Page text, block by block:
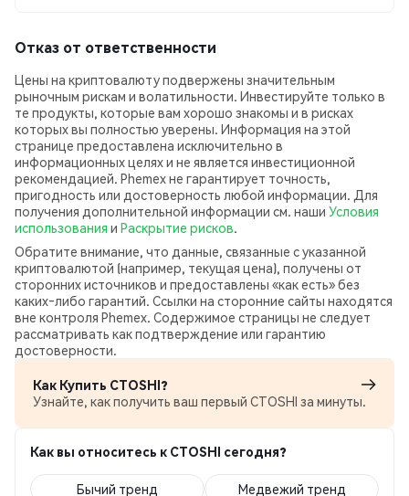
Отказ от ответственности
Цены на криптовалюту подвержены значительным
рыночным рискам и волатильности. Инвестируйте только в
те продукты, которые вам хорошо знакомы и в рисках
которых вы полностью уверены. Информация на этой
странице предоставлена исключительно в
информационных целях и не является инвестиционной
рекомендацией. Phemex не гарантирует точность,
пригодность или достоверность любой информации. Для
получения дополнительной информации см. наши Условия
использования и Раскрытие рисков.
Обратите внимание, что данные, связанные с указанной
криптовалютой (например, текущая цена), получены от
сторонних источников и предоставлены «как есть» без
каких‑либо гарантий. Ссылки на сторонние сайты находятся
вне контроля Phemex. Содержимое страницы не следует
рассматривать как подтверждение или гарантию
достоверности.
Как Купить CTOSHI?
Узнайте, как получить ваш первый CTOSHI за минуты.
Как вы относитесь к CTOSHI сегодня?
Бычий тренд Медвежий тренд